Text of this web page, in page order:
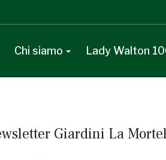
Chi siamo Lady Walton
Giardini La